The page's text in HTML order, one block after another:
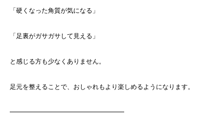
「硬くなった角質が気になる」
「足裏がガサガサして見える」
と感じる方も少なくありません。
足元を整えることで、おしゃれもより楽しめるようになります。
━━━━━━━━━━━━━━━━━━